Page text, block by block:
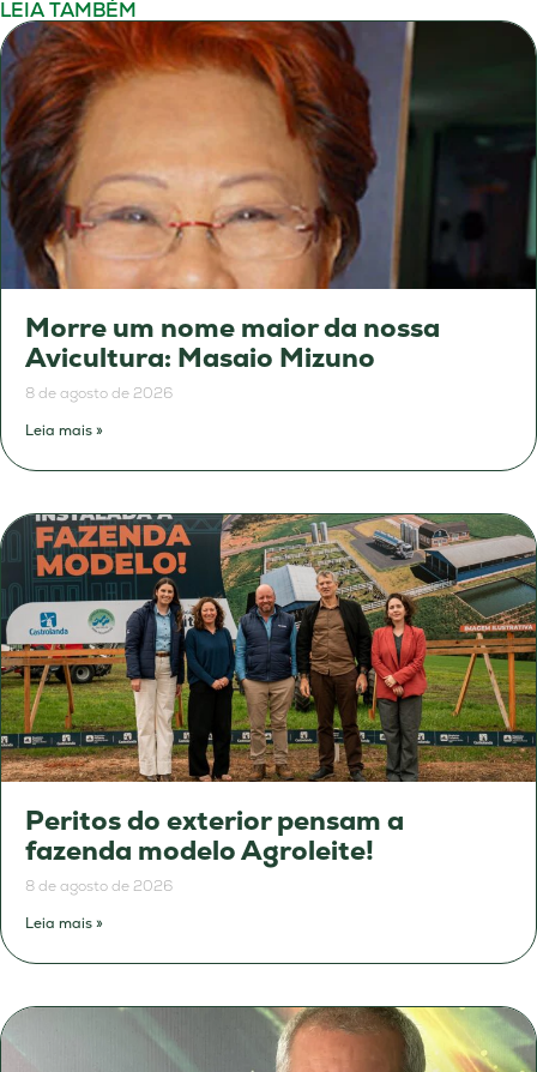
LEIA TAMBÉM
Morre um nome maior da nossa
Avicultura: Masaio Mizuno
8 de agosto de 2026
Leia mais »
Peritos do exterior pensam a
fazenda modelo Agroleite!
8 de agosto de 2026
Leia mais »